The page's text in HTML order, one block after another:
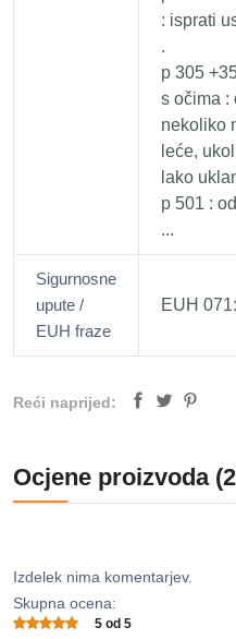
: isprati
.
p 305
s očima :
nekoliko
leće,
lako
p 501 :
...
Sigurnosne
upute /
EUH fraze
EUH
Reći naprijed:
Ocjene proizvoda
Izdelek nima komentarjev.
Skupna ocena:
5 od 5